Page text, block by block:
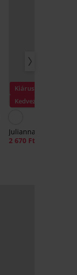
Kiárusítás
Kedvezmény -70%
Julianna tanga
2 670 Ft